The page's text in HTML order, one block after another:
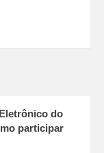
do
participar